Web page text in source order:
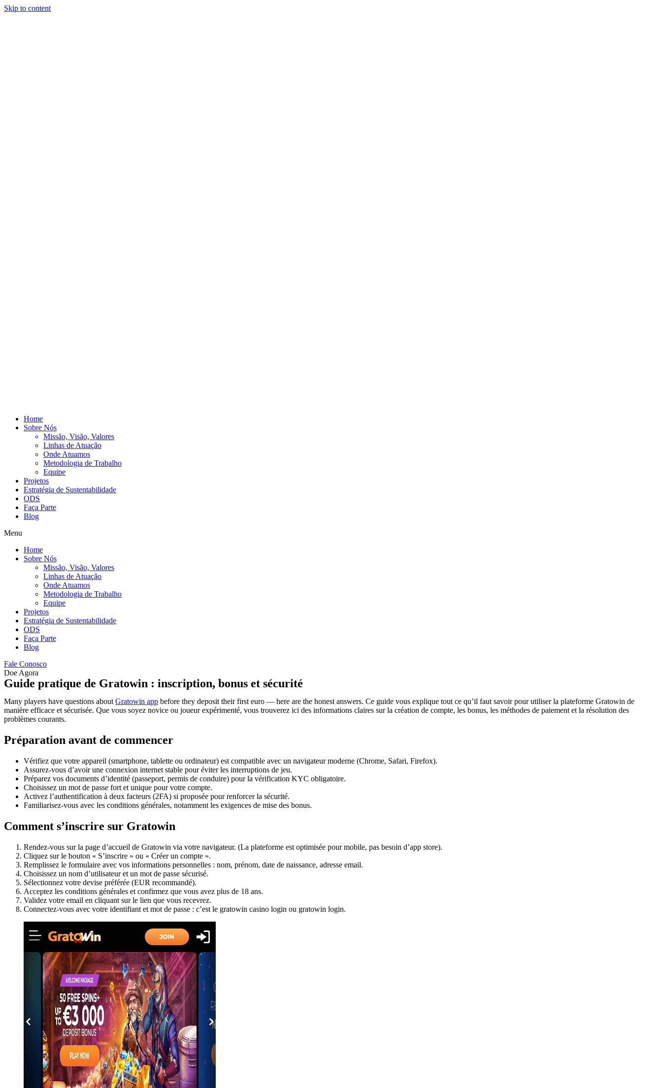
Skip to content
Home
Sobre Nós
Missão, Visão, Valores
Linhas de Atuação
Onde Atuamos
Metodologia de Trabalho
Equipe
Projetos
Estratégia de Sustentabilidade
ODS
Faça Parte
Blog
Menu
Home
Sobre Nós
Missão, Visão, Valores
Linhas de Atuação
Onde Atuamos
Metodologia de Trabalho
Equipe
Projetos
Estratégia de Sustentabilidade
ODS
Faça Parte
Blog
Fale Conosco
Doe Agora
Guide pratique de Gratowin : inscription, bonus et sécurité
Many players have questions about Gratowin app before they deposit their first euro — here are the honest answers. Ce guide vous explique tout ce qu’il faut savoir pour utiliser la plateforme Gratowin de
manière efficace et sécurisée. Que vous soyez novice ou joueur expérimenté, vous trouverez ici des informations claires sur la création de compte, les bonus, les méthodes de paiement et la résolution des
problèmes courants.
Préparation avant de commencer
Vérifiez que votre appareil (smartphone, tablette ou ordinateur) est compatible avec un navigateur moderne (Chrome, Safari, Firefox).
Assurez-vous d’avoir une connexion internet stable pour éviter les interruptions de jeu.
Préparez vos documents d’identité (passeport, permis de conduire) pour la vérification KYC obligatoire.
Choisissez un mot de passe fort et unique pour votre compte.
Activez l’authentification à deux facteurs (2FA) si proposée pour renforcer la sécurité.
Familiarisez-vous avec les conditions générales, notamment les exigences de mise des bonus.
Comment s’inscrire sur Gratowin
Rendez-vous sur la page d’accueil de Gratowin via votre navigateur. (La plateforme est optimisée pour mobile, pas besoin d’app store).
Cliquez sur le bouton « S’inscrire » ou « Créer un compte ».
Remplissez le formulaire avec vos informations personnelles : nom, prénom, date de naissance, adresse email.
Choisissez un nom d’utilisateur et un mot de passe sécurisé.
Sélectionnez votre devise préférée (EUR recommandé).
Acceptez les conditions générales et confirmez que vous avez plus de 18 ans.
Validez votre email en cliquant sur le lien que vous recevrez.
Connectez-vous avec votre identifiant et mot de passe : c’est le gratowin casino login ou gratowin login.